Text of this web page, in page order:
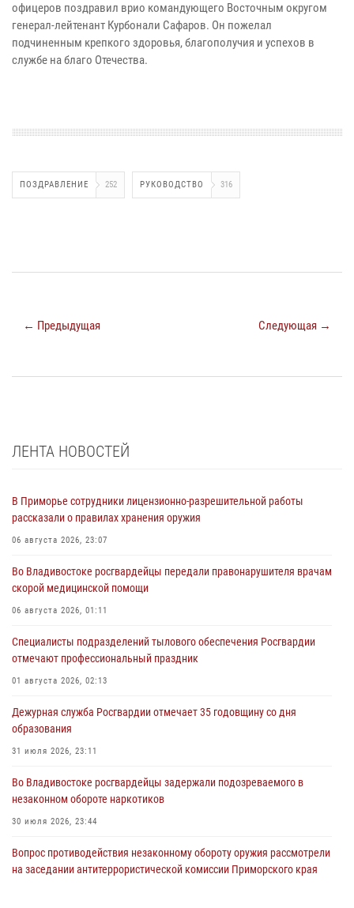
офицеров поздравил врио командующего Восточным округом
генерал-лейтенант Курбонали Сафаров. Он пожелал
подчиненным крепкого здоровья, благополучия и успехов в
службе на благо Отечества.
ПОЗДРАВЛЕНИЕ 252 РУКОВОДСТВО 316
← Предыдущая Следующая →
ЛЕНТА НОВОСТЕЙ
В Приморье сотрудники лицензионно-разрешительной работы
рассказали о правилах хранения оружия
06 августа 2026, 23:07
Во Владивостоке росгвардейцы передали правонарушителя врачам
скорой медицинской помощи
06 августа 2026, 01:11
Специалисты подразделений тылового обеспечения Росгвардии
отмечают профессиональный праздник
01 августа 2026, 02:13
Дежурная служба Росгвардии отмечает 35 годовщину со дня
образования
31 июля 2026, 23:11
Во Владивостоке росгвардейцы задержали подозреваемого в
незаконном обороте наркотиков
30 июля 2026, 23:44
Вопрос противодействия незаконному обороту оружия рассмотрели
на заседании антитеррористической комиссии Приморского края